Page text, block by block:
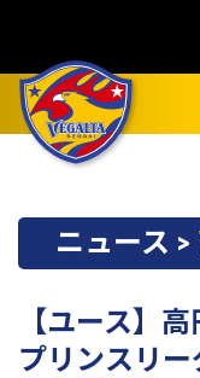
ニュース
【ユース】
プリンスリー